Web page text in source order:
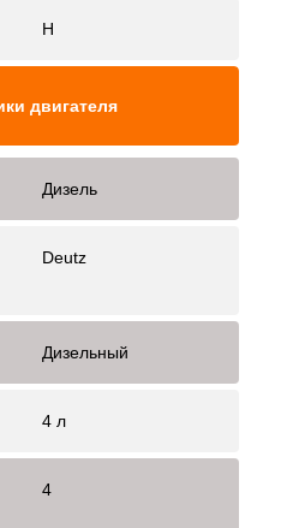
H
двигателя
Дизель
Deutz
Дизельный
4 л
4